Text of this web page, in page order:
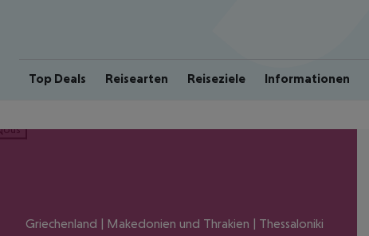
Top Deals Reisearten Reiseziele Informationen
Griechenland | Makedonien und Thrakien | Thessaloniki